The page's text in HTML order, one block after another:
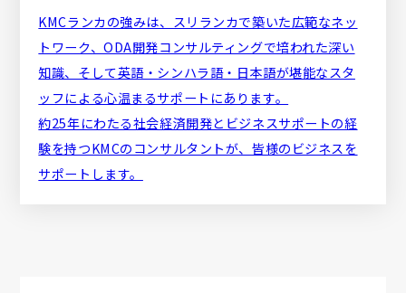
KMCランカの強みは、スリランカで築いた広範なネッ
トワーク、ODA開発コンサルティングで培われた深い
知識、そして英語・シンハラ語・日本語が堪能なスタ
ッフによる心温まるサポートにあります。
約25年にわたる社会経済開発とビジネスサポートの経
験を持つKMCのコンサルタントが、皆様のビジネスを
サポートします。